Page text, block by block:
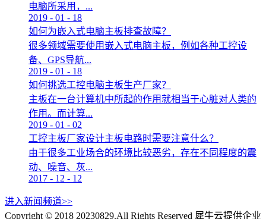
电脑所采用，...
2019 - 01 - 18
如何为嵌入式电脑主板排查故障？
很多领域需要使用嵌入式电脑主板，例如各种工控设
备、GPS导航...
2019 - 01 - 18
如何挑选工控电脑主板生产厂家？
主板在一台计算机中所起的作用就相当于心脏对人类的
作用。而计算...
2019 - 01 - 02
工控主板厂家设计主板电路时需要注意什么？
由于很多工业场合的环境比较恶劣，存在不同程度的震
动、噪音、灰...
2017 - 12 - 12
进入新闻频道>>
Copyright © 2018 20230829.All Rights Reserved 犀牛云提供企业